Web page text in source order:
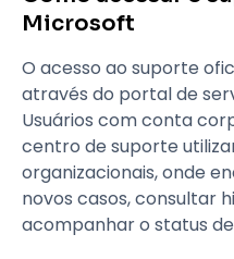
Microsoft
O acesso ao suporte
através do portal de
Usuários com conta
centro de suporte
organizacionais, onde
novos casos, consultar
acompanhar o status